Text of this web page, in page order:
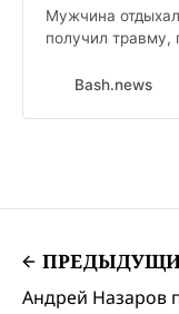
Мужчина
получил травму,
потребовалась
Bash.news
Андрей Назаров